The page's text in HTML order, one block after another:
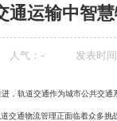
通运输中智
人气： - 发表时
，轨道交通作为城市公共交
道交通物流管理正面临着众多